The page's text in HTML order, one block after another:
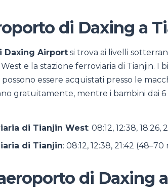
di Daxing a
Daxing Airport si trova ai livelli
e la stazione ferroviaria di Tianjin. I
possono essere acquistati presso le
gratuitamente, mentre i bambini dai
di Tianjin West: 08:12, 12:38, 18:26,
di Tianjin: 08:12, 12:38, 21:42 (48–70
di Daxing